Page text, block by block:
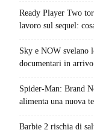
Ready Player Two
lavoro sul sequel:
Sky e NOW svelano
documentari in
Spider-Man: Brand
alimenta una nuova
Barbie 2 rischia di